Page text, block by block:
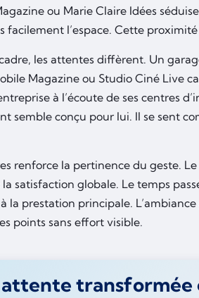
ou Marie Claire Idées
facilement l’espace. Cette
les attentes diffèrent. Un
Magazine ou Studio Ciné Live
à l’écoute de ses centres
semble conçu pour lui. Il se sent
renforce la pertinence du geste.
satisfaction globale. Le temps
à la prestation principale.
points sans effort visible.
transformée